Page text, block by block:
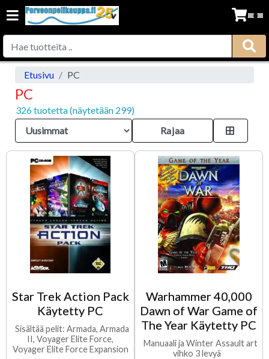
Etusivu PC
PC
326 tuotetta (näytetään 299)
Rajaa
Star Trek Action Pack
Käytetty PC
Sisältää pelit: Armada, Armada
II, Voyager Elite Force,
Voyager Elite Force Expansion
Warhammer 40,000
Dawn of War Game of
The Year Käytetty PC
Manuaali ja Winter Assault art
vihko 3 levyä